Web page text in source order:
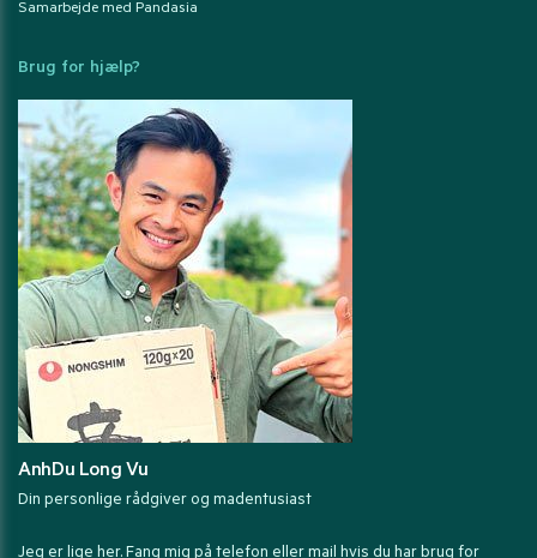
Samarbejde med Pandasia
Brug for hjælp?
AnhDu Long Vu
Din personlige rådgiver og madentusiast
Jeg er lige her. Fang mig på telefon eller mail hvis du har brug for